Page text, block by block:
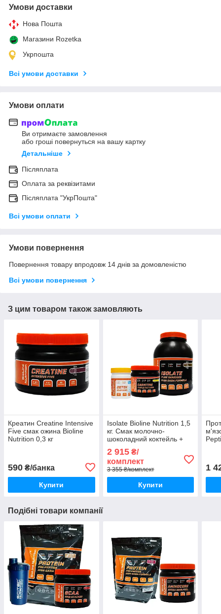
Умови доставки
Нова Пошта
Магазини Rozetka
Укрпошта
Всі умови доставки
Умови оплати
Ви отримаєте замовлення
або гроші повернуться на вашу картку
Детальніше
Післяплата
Оплата за реквізитами
Післяплата "УкрПошта"
Всі умови оплати
Умови повернення
Повернення товару впродовж 14 днів за домовленістю
Всі умови повернення
З цим товаром також замовляють
Креатин Creatine Intensive
Five смак ожина Bioline
Nutrition 0,3 кг
590 ₴/банка
Купити
Isolate Bioline Nutrition 1,5
кг. Смак молочно-
шоколадний коктейль +
CLEANING в Подарунок!
2 915₴/
комплект
3 355 ₴/комплект
Купити
1
Подібні товари компанії